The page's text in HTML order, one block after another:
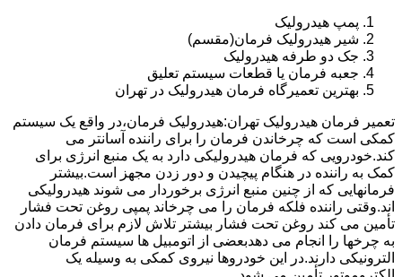
پمپ هیدرولیک
شیر هیدرولیک فرمان(مقسم)
جک دو طرفه هیدرولیک
جعبه فرمان یا قطعات سیستم تعلیق
بهترین تعمیرگاه فرمان هیدرولیک در تهران
تعمیر فرمان هیدرولیک تهران:هیدرولیک فرمان،در واقع یک سیستم
کمکی است که چرخاندن فرمان را برای راننده آسانتر می
کند.خودرویی که فرمان هیدرولیکی دارد به یک منبع انرژی برای
کمک به راننده در هنگام پیچیدن و دور زدن مجهز است.بیشتر
فرمانهایی که از چنین منبع انرژی برخوردار می شوند هیدرولیکی
اند.وقتی راننده فلکه فرمان را می چرخاند پمپی روغن تحت فشار
تأمین می کند روغن تحت فشار بیشتر تلاش لازم برای فرمان دادن
به چرخها را انجام می دهدبعضی از اتومبیل ها سیستم فرمان
الترونیکی دارند.در این خودروها نیروی کمکی به وسیله یک